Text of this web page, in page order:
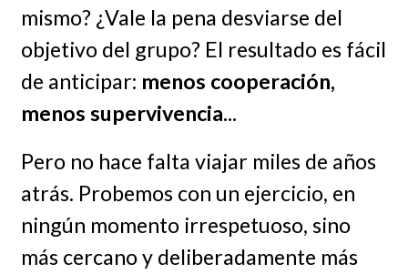
mismo? ¿Vale la pena desviarse del
objetivo del grupo? El resultado es fácil
de anticipar: menos cooperación,
menos supervivencia...
Pero no hace falta viajar miles de años
atrás. Probemos con un ejercicio, en
ningún momento irrespetuoso, sino
más cercano y deliberadamente más